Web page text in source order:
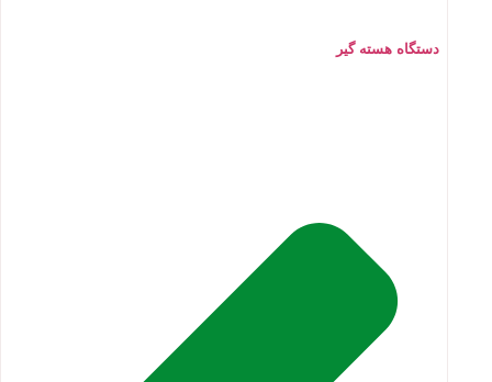
دستگاه هسته گیر